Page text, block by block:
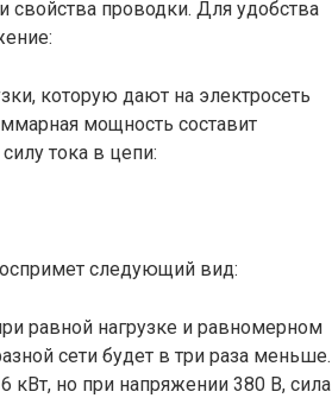
свойства проводки. Для удобства
которую дают на электросеть
мощность составит
тока в цепи:
следующий вид:
равной нагрузке и равномерном
сети будет в три раза меньше.
но при напряжении 380 В, сила